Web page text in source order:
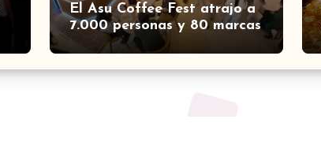
El Asu Coffee Fest atrajo a
7.000 personas y 80 marcas